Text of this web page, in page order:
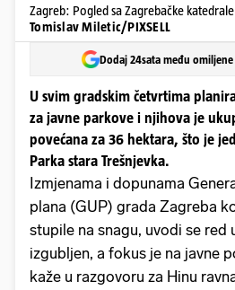
Zagreb: Pogled sa Zagrebačke
Tomislav Miletic/PIXSELL
Dodaj 24sata među
U svim gradskim četvrtima
za javne parkove i njihova je
povećana za 36 hektara, što je
Parka stara Trešnjevka.
Izmjenama i dopunama
plana (GUP) grada Zagreba
stupile na snagu, uvodi se
izgubljen, a fokus je na javne
kaže u razgovoru za Hinu